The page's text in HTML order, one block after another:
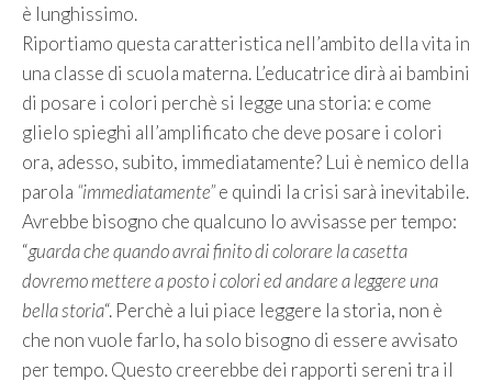
è lunghissimo.
Riportiamo questa caratteristica nell’ambito della vita in
una classe di scuola materna. L’educatrice dirà ai bambini
di posare i colori perchè si legge una storia: e come
glielo spieghi all’amplificato che deve posare i colori
ora, adesso, subito, immediatamente? Lui è nemico della
parola “immediatamente”e quindi la crisi sarà inevitabile.
Avrebbe bisogno che qualcuno lo avvisasse per tempo:
“guarda che quando avrai finito di colorare la casetta
dovremo mettere a posto i colori ed andare a leggere una
bella storia“. Perchè a lui piace leggere la storia, non è
che non vuole farlo, ha solo bisogno di essere avvisato
per tempo. Questo creerebbe dei rapporti sereni tra il